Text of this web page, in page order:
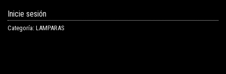
Inicie sesión
Categoría: LAMPARAS